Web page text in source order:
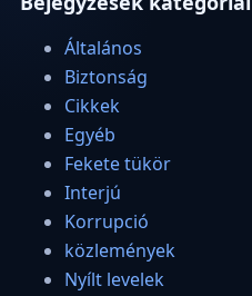
Általános
Biztonság
Cikkek
Egyéb
Fekete tükör
Interjú
Korrupció
közlemények
Nyílt levelek